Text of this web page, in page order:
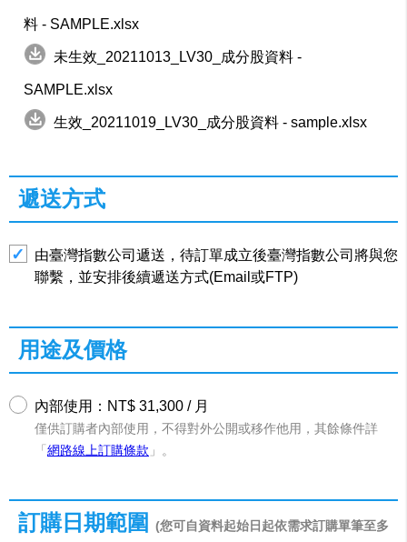
料 - SAMPLE.xlsx
未生效_20211013_LV30_成分股資料 -
SAMPLE.xlsx
生效_20211019_LV30_成分股資料 - sample.xlsx
遞送方式
由臺灣指數公司遞送，待訂單成立後臺灣指數公司將與您
聯繫，並安排後續遞送方式(Email或FTP)
用途及價格
內部使用：NT$ 31,300 / 月
僅供訂購者內部使用，不得對外公開或移作他用，其餘條件詳
「 網路線上訂購條款 」。
訂購日期範圍
(您可自資料起始日起依需求訂購單筆至多